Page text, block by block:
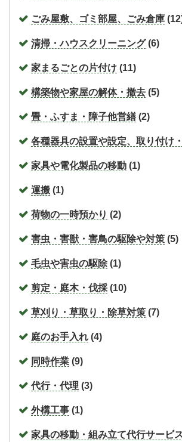
ごみ屋敷、ゴミ部屋、ごみ倉庫
清掃・ハウスクリーニング(6)
家まるごとの片付け (11)
構築物や家屋の解体・撤去 (5)
畳・ふすま・障子他営繕(2)
各種器具の設置や設定、取り付け
家具や電化製品の移動 (1)
運搬 (1)
荷物の一時預かり (2)
害虫・害獣・害鳥の駆除や対策 (5)
毛虫や害虫の駆除(1)
剪定・庭木・伐採 (10)
草刈り・草取り・除草対策 (7)
庭のお手入れ (4)
同時作業 (9)
代行・代理 (3)
外構工事 (1)
家具の移動・組み立て代行サービ